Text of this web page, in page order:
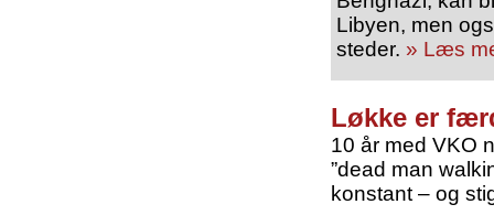
Libyen, men
steder. » Læs
Løkke er
10 år med VKO
”dead man
konstant – og